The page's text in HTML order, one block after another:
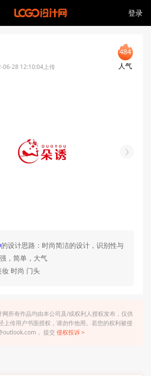
登录
06-28 12:10:04上传
484
人气
的设计思路：时尚简洁的设计，识别性与
，简单，大气
时尚 门头
所有作品均由本公司及/或权利人授权发布，仅供
上传用户书面授权，请勿作他用。若您的权利被侵
， 提交 侵权投诉 >